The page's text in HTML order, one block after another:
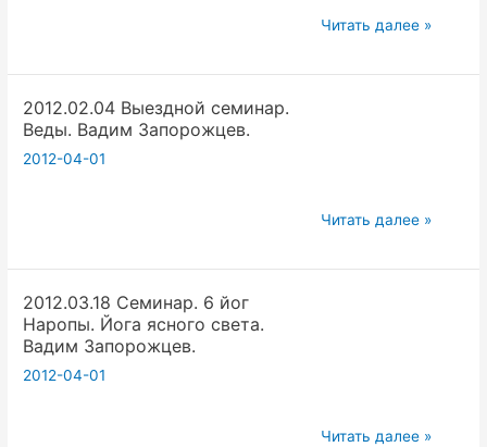
Андрей
Читать далее »
2012.02.04 Выездной семинар.
Веды. Вадим Запорожцев.
2012-04-01
2012.02.04
семинар.
Читать далее »
2012.03.18 Семинар. 6 йог
Наропы. Йога ясного света.
Вадим Запорожцев.
2012-04-01
2012.03.18
Читать далее »